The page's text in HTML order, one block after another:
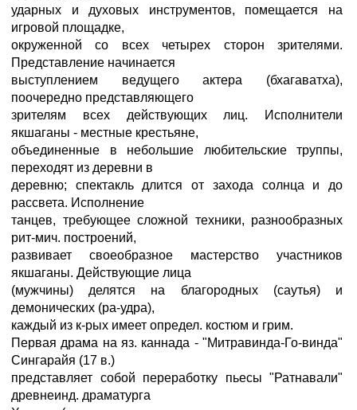
ударных и духовых инструментов, помещается на
игровой площадке,
окруженной со всех четырех сторон зрителями.
Представление начинается
выступлением ведущего актера (бхагаватха),
поочередно представляющего
зрителям всех действующих лиц. Исполнители
якшаганы - местные крестьяне,
объединенные в небольшие любительские труппы,
переходят из деревни в
деревню; спектакль длится от захода солнца и до
рассвета. Исполнение
танцев, требующее сложной техники, разнообразных
рит-мич. построений,
развивает своеобразное мастерство участников
якшаганы. Действующие лица
(мужчины) делятся на благородных (саутья) и
демонических (ра-удра),
каждый из к-рых имеет определ. костюм и грим.
Первая драма на яз. каннада - "Митравинда-Го-винда"
Сингарайя (17 в.)
представляет собой переработку пьесы "Ратнавали"
древнеинд. драматурга